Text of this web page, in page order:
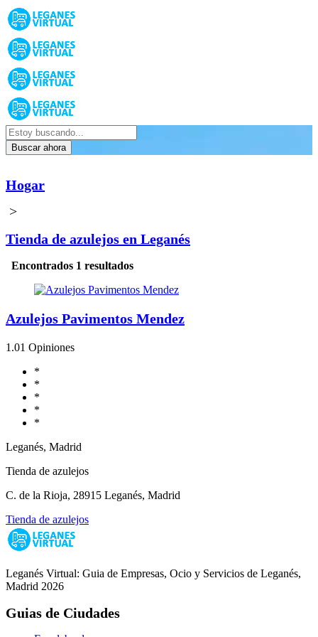
Buscar ahora
Hogar
>
Tienda de azulejos en Leganés
Encontrados 1 resultados
Azulejos Pavimentos Mendez
1.01 Opiniones
*
*
*
*
*
Leganés, Madrid
Tienda de azulejos
C. de la Rioja, 28915 Leganés, Madrid
Tienda de azulejos
Leganés Virtual: Guia de Empresas, Ocio y Servicios de Leganés,
Madrid 2026
Guias de Ciudades